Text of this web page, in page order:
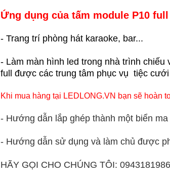
Ứng dụng của tấm module P10 full
- Trang trí phòng hát karaoke, bar...
- Làm màn hình led trong nhà trình
full được các trung tâm phục vụ tiệc
Khi mua hàng tại LEDLONG.VN bạn sẽ hoàn
- Hướng dẫn lắp ghép thành một biển
- Hướng dẫn sử dụng và làm chủ được
HÃY GỌI CHO CHÚNG TÔI: